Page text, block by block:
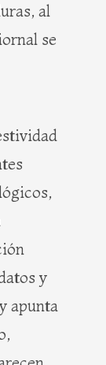
al
se
y
apunta